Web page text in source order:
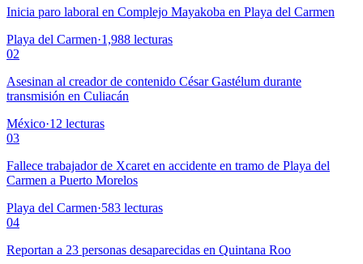
Inicia paro laboral en Complejo Mayakoba en Playa del Carmen
Playa del Carmen·1,988 lecturas
02
Asesinan al creador de contenido César Gastélum durante
transmisión en Culiacán
México·12 lecturas
03
Fallece trabajador de Xcaret en accidente en tramo de Playa del
Carmen a Puerto Morelos
Playa del Carmen·583 lecturas
04
Reportan a 23 personas desaparecidas en Quintana Roo